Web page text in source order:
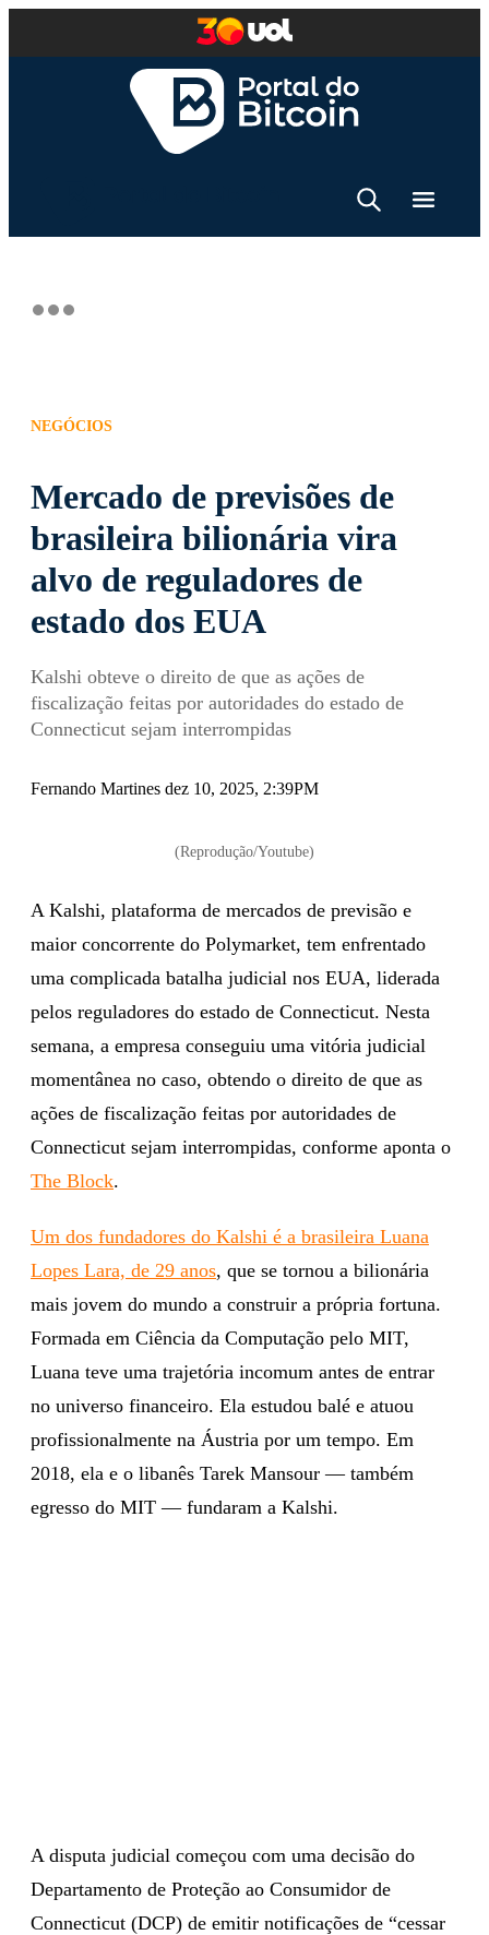
NEGÓCIOS
Mercado de previsões de
brasileira bilionária vira
alvo de reguladores de
estado dos EUA
Kalshi obteve o direito de que as ações de
fiscalização feitas por autoridades do estado de
Connecticut sejam interrompidas
Fernando Martines dez 10, 2025, 2:39PM
(Reprodução/Youtube)
A Kalshi, plataforma de mercados de previsão e
maior concorrente do Polymarket, tem enfrentado
uma complicada batalha judicial nos EUA, liderada
pelos reguladores do estado de Connecticut. Nesta
semana, a empresa conseguiu uma vitória judicial
momentânea no caso, obtendo o direito de que as
ações de fiscalização feitas por autoridades de
Connecticut sejam interrompidas, conforme aponta o
The Block.
Um dos fundadores do Kalshi é a brasileira Luana
Lopes Lara, de 29 anos, que se tornou a bilionária
mais jovem do mundo a construir a própria fortuna.
Formada em Ciência da Computação pelo MIT,
Luana teve uma trajetória incomum antes de entrar
no universo financeiro. Ela estudou balé e atuou
profissionalmente na Áustria por um tempo. Em
2018, ela e o libanês Tarek Mansour — também
egresso do MIT — fundaram a Kalshi.
A disputa judicial começou com uma decisão do
Departamento de Proteção ao Consumidor de
Connecticut (DCP) de emitir notificações de “cessar